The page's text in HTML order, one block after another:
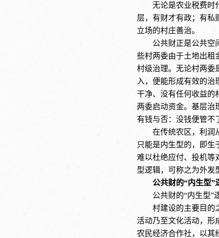
无论是农业税费时
层，有财才有政；有私
立场的村庄善治。
公共财正是公共空
些村两委由于土地出租
村级治理。无论村两委
入，便能形成有效的
干净、没有任何收益的
两委启动资金。基层治
有钱与否：没钱便管不
在传统农区，利润
只能是内生型的，即
难以杜绝应付、投机等
型逻辑，可称之为外发
公共财的“内生型”
公共财的“内生型”
村建设的主要目的
活动乃至文化活动，形
农民经济合作社，以其